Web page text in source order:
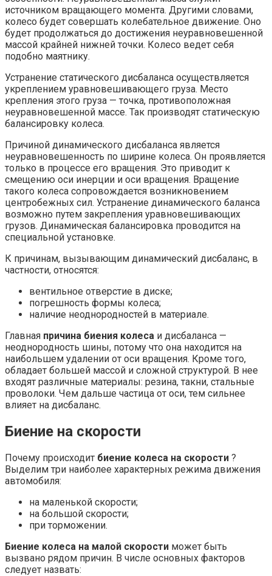
источником вращающего момента. Другими словами,
колесо будет совершать колебательное движение. Оно
будет продолжаться до достижения неуравновешенной
массой крайней нижней точки. Колесо ведет себя
подобно маятнику.
Устранение статического дисбаланса осуществляется
укреплением уравновешивающего груза. Место
крепления этого груза — точка, противоположная
неуравновешенной массе. Так производят статическую
балансировку колеса.
Причиной динамического дисбаланса является
неуравновешенность по ширине колеса. Он проявляется
только в процессе его вращения. Это приводит к
смещению оси инерции и оси вращения. Вращение
такого колеса сопровождается возникновением
центробежных сил. Устранение динамического баланса
возможно путем закрепления уравновешивающих
грузов. Динамическая балансировка проводится на
специальной установке.
К причинам, вызывающим динамический дисбаланс, в
частности, относятся:
вентильное отверстие в диске;
погрешность формы колеса;
наличие неоднородностей в материале.
Главная причина биения колеса и дисбаланса —
неоднородность шины, потому что она находится на
наибольшем удалении от оси вращения. Кроме того,
обладает большей массой и сложной структурой. В нее
входят различные материалы: резина, такни, стальные
проволоки. Чем дальше частица от оси, тем сильнее
влияет на дисбаланс.
Биение на скорости
Почему происходит биение колеса на скорости ?
Выделим три наиболее характерных режима движения
автомобиля:
на маленькой скорости;
на большой скорости;
при торможении.
Биение колеса на малой скорости может быть
вызвано рядом причин. В числе основных факторов
следует назвать: